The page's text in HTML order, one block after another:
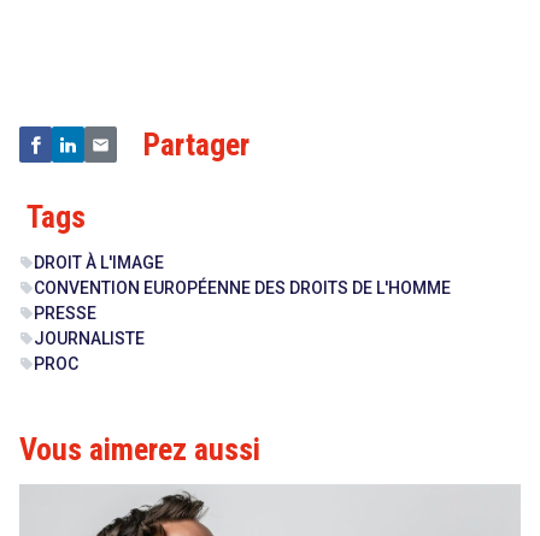
Partager
Tags
sell DROIT À L'IMAGE
sellCONVENTION EUROPÉENNE DES DROITS DE L'HOMME
sell PRESSE
sellJOURNALISTE
sell PROC
Vous aimerez aussi